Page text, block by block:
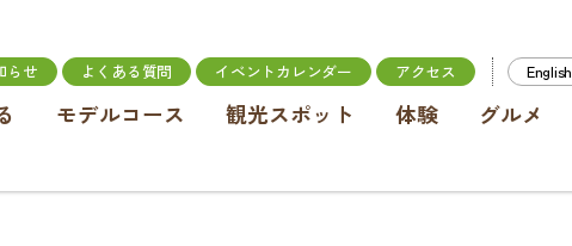
モデルコース 観光スポット 体験 グルメ
らせ よくある質問 イベントカレンダー アクセス English